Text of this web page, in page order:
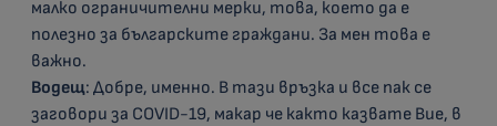
малко ограничителни мерки, това, което да е
полезно за българските граждани. За мен това е
важно.
Водещ: Добре, именно. В тази връзка и все пак се
заговори за COVID-19, макар че както казвате Вие, в